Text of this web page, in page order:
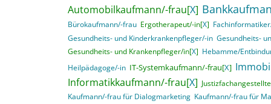
Automobilkaufmann/-frau[X]
Bürokaufmann/-frau Ergotherapeut/-in[X]
Gesundheits- und Kinderkrankenpfleger/-in Gesundheits-
Gesundheits- und Krankenpfleger/in[X] Hebamme/
Heilpädagoge/-in IT-Systemkaufmann/-frau[X]
Informatikkaufmann/-frau[X]
Kaufmann/-frau für Dialogmarketing Kaufmann/-frau für